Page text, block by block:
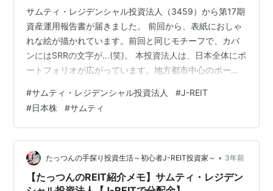
サムティ・レジデンシャル投資法人（3459）から第17期
資産運用報告書が届きました。 前回から、表紙におしゃ
れな絵が描かれています。前回と同じモチーフで、カバ
ンにはSRRの文字が…(笑)。 本投資法人は、日本全体にポ
ートフォリオが広がっています。地方都市中心のポート
意味するところでもあります。 名前の通りレジデンスが
80％以上を占め、住居もシングル・コンパクトタイプの
物件を重視する方針のようです。平均稼働率96.9%、平
均築年数は11.8年です。今回の分配金は1口あたり2841円
でした。私は6単位保有しています。 以下…
#サムティ・レジデンシャル投資法人 #J-REIT
#日本株 #サムティ
たっつんの手探り投資生活～初心者J-REIT投資家～ • 3年前
【たっつんのREIT紹介メモ】サムティ・レジデン